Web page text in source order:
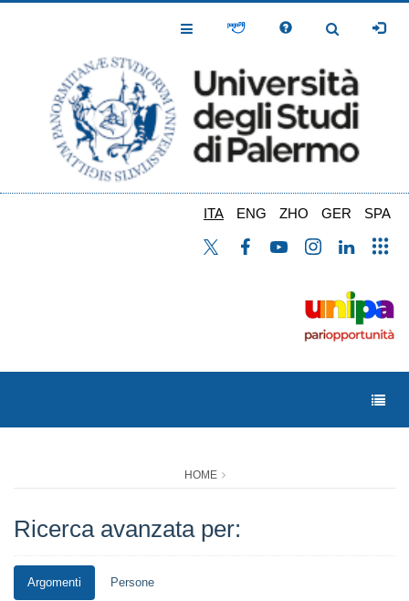
Toggle
Toggle
ITA ENG ZHO GER SPA
HOME
Ricerca avanzata per:
Argomenti Persone